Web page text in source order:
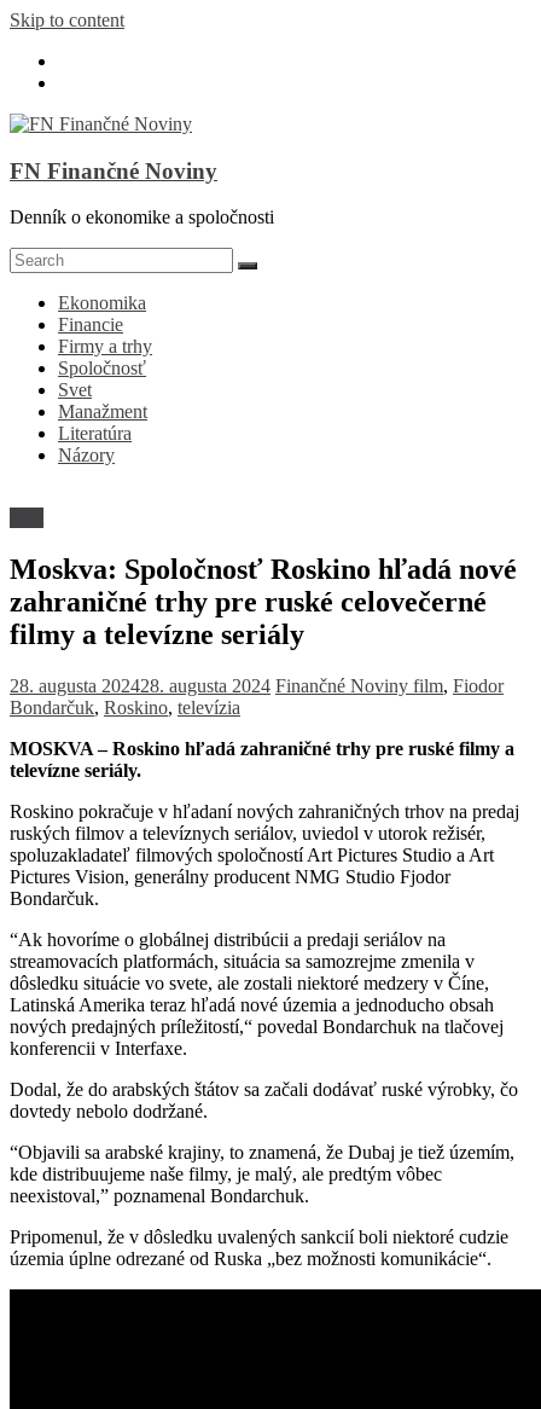
Skip to content
FN Finančné Noviny
Denník o ekonomike a spoločnosti
Ekonomika
Financie
Firmy a trhy
Spoločnosť
Svet
Manažment
Literatúra
Názory
Moskva: Spoločnosť Roskino hľadá nové
zahraničné trhy pre ruské celovečerné
filmy a televízne seriály
28. augusta 202428. augusta 2024 Finančné Noviny film, Fiodor
Bondarčuk, Roskino, televízia
MOSKVA – Roskino hľadá zahraničné trhy pre ruské filmy a
televízne seriály.
Roskino pokračuje v hľadaní nových zahraničných trhov na predaj
ruských filmov a televíznych seriálov, uviedol v utorok režisér,
spoluzakladateľ filmových spoločností Art Pictures Studio a Art
Pictures Vision, generálny producent NMG Studio Fjodor
Bondarčuk.
“Ak hovoríme o globálnej distribúcii a predaji seriálov na
streamovacích platformách, situácia sa samozrejme zmenila v
dôsledku situácie vo svete, ale zostali niektoré medzery v Číne,
Latinská Amerika teraz hľadá nové územia a jednoducho obsah
nových predajných príležitostí,“ povedal Bondarchuk na tlačovej
konferencii v Interfaxe.
Dodal, že do arabských štátov sa začali dodávať ruské výrobky, čo
dovtedy nebolo dodržané.
“Objavili sa arabské krajiny, to znamená, že Dubaj je tiež územím,
kde distribuujeme naše filmy, je malý, ale predtým vôbec
neexistoval,” poznamenal Bondarchuk.
Pripomenul, že v dôsledku uvalených sankcií boli niektoré cudzie
územia úplne odrezané od Ruska „bez možnosti komunikácie“.